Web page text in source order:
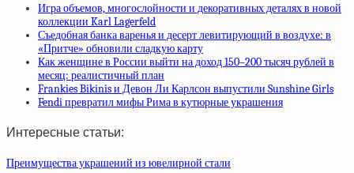
Игра объемов, многослойности и декоративных деталях в новой
коллекции Karl Lagerfeld
Съедобная банка варенья и десерт левитирующий в воздухе: в
«Притче» обновили сладкую карту
Как женщине в России выйти на доход 150–200 тысяч рублей в
месяц: реалистичный план
Frankies Bikinis и Девон Ли Карлсон выпустили Sunshine Girls
Fendi превратил мифы Рима в кутюрные украшения
Интересные статьи:
Преимущества украшений из ювелирной стали